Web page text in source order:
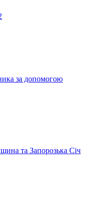
за допомогою
та Запорозька Січ